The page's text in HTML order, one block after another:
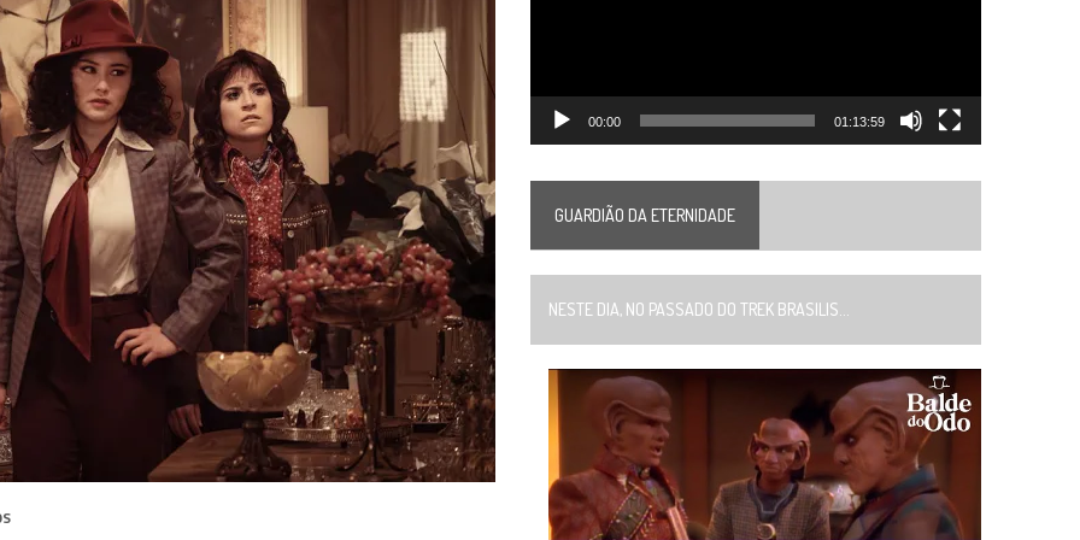
DE UMA ERA NA SDCC
TREKSOBRE DIFERENTES PONTOS DE VISTA
TREK SOBRE PATERNIDADE
00:00 01:13:59
GUARDIÃO DA ETERNIDADE
NESTE DIA, NO PASSADO DO TREK BRASILIS...